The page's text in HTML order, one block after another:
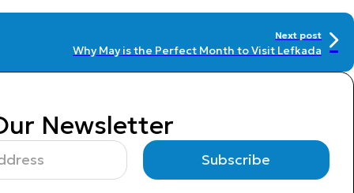
Next post
Why May is the Perfect Month to Visit Lefkada
Newsletter
Subscribe